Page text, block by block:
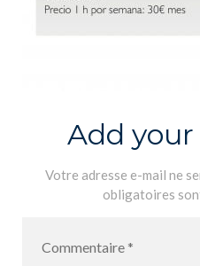
Add
Votre adresse e-mail ne
obligatoires